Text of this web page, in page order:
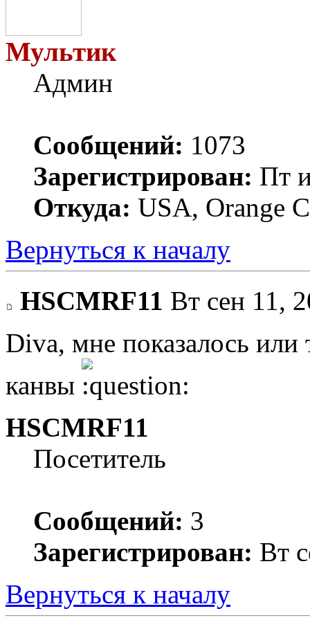
Мультик
Админ
Сообщений: 1073
Зарегистрирован: Пт
Откуда: USA, Orange
Вернуться к началу
HSCMRF11 Вт сен 11,
Diva, мне показалось
канвы
HSCMRF11
Посетитель
Сообщений: 3
Зарегистрирован: Вт
Вернуться к началу